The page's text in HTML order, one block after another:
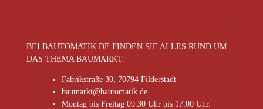
BEI BAUTOMATIK.DE FINDEN SIE ALLES RUND UM
DAS THEMA BAUMARKT.
Fabrikstraße 30, 70794 Filderstadt
baumarkt@bautomatik.de
Montag bis Freitag 09.30 Uhr bis 17:00 Uhr.